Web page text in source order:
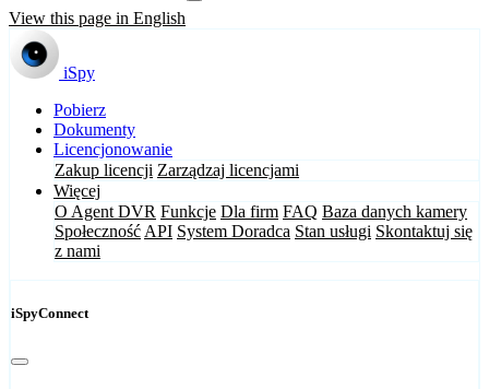
View this page in English
iSpy
Pobierz
Dokumenty
Licencjonowanie
Zakup licencji Zarządzaj licencjami
Więcej
O Agent DVR Funkcje Dla firm FAQ Baza danych kamery
Społeczność API System Doradca Stan usługi Skontaktuj się
z nami
iSpyConnect